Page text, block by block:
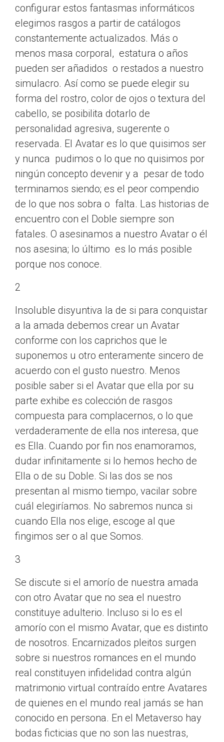
configurar estos fantasmas informáticos
elegimos rasgos a partir de catálogos
constantemente actualizados. Más o
menos masa corporal, estatura o años
pueden ser añadidos o restados a nuestro
simulacro. Así como se puede elegir su
forma del rostro, color de ojos o textura del
cabello, se posibilita dotarlo de
personalidad agresiva, sugerente o
reservada. El Avatar es lo que quisimos ser
y nunca pudimos o lo que no quisimos por
ningún concepto devenir y a pesar de todo
terminamos siendo; es el peor compendio
de lo que nos sobra o falta. Las historias de
encuentro con el Doble siempre son
fatales. O asesinamos a nuestro Avatar o él
nos asesina; lo último es lo más posible
porque nos conoce.
2
Insoluble disyuntiva la de si para conquistar
a la amada debemos crear un Avatar
conforme con los caprichos que le
suponemos u otro enteramente sincero de
acuerdo con el gusto nuestro. Menos
posible saber si el Avatar que ella por su
parte exhibe es colección de rasgos
compuesta para complacernos, o lo que
verdaderamente de ella nos interesa, que
es Ella. Cuando por fin nos enamoramos,
dudar infinitamente si lo hemos hecho de
Ella o de su Doble. Si las dos se nos
presentan al mismo tiempo, vacilar sobre
cuál elegiríamos. No sabremos nunca si
cuando Ella nos elige, escoge al que
fingimos ser o al que Somos.
3
Se discute si el amorío de nuestra amada
con otro Avatar que no sea el nuestro
constituye adulterio. Incluso si lo es el
amorío con el mismo Avatar, que es distinto
de nosotros. Encarnizados pleitos surgen
sobre si nuestros romances en el mundo
real constituyen infidelidad contra algún
matrimonio virtual contraído entre Avatares
de quienes en el mundo real jamás se han
conocido en persona. En el Metaverso hay
bodas ficticias que no son las nuestras,